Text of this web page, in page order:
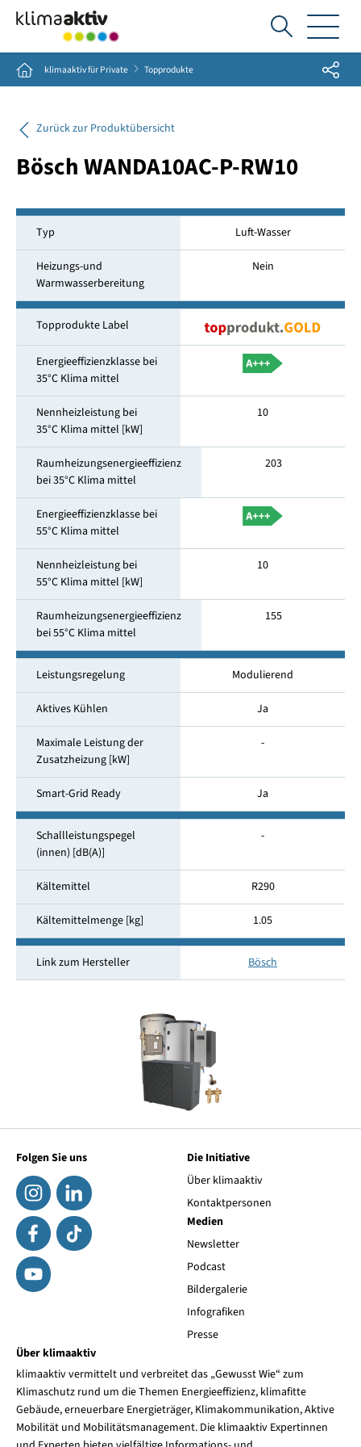
Ich
suche...
Home klimaaktiv für Private Topprodukte Share
Zurück zur Produktübersicht
Bösch WANDA10AC-P-RW10
Typ Luft-Wasser
Heizungs-und
Warmwasserbereitung
Nein
Topprodukte Label
Energieeffizienzklasse bei
35°C Klima mittel
Nennheizleistung bei
35°C Klima mittel [kW]
10
Raumheizungsenergieeffizienz
bei 35°C Klima mittel
203
Energieeffizienzklasse bei
55°C Klima mittel
Nennheizleistung bei
55°C Klima mittel [kW]
10
Raumheizungsenergieeffizienz
bei 55°C Klima mittel
155
Leistungsregelung Modulierend
Aktives Kühlen Ja
Maximale Leistung der
Zusatzheizung [kW]
-
Smart-Grid Ready Ja
Schallleistungspegel
(innen) [dB(A)]
-
Kältemittel R290
Kältemittelmenge [kg] 1.05
Link zum Hersteller Bösch
Folgen Sie uns
Die Initiative
Über klimaaktiv
Kontaktpersonen
Medien
Newsletter
Podcast
Bildergalerie
Infografiken
Presse
Über klimaaktiv
klimaaktiv vermittelt und verbreitet das „Gewusst Wie“ zum
Klimaschutz rund um die Themen Energieeffizienz, klimafitte
Gebäude, erneuerbare Energieträger, Klimakommunikation, Aktive
Mobilität und Mobilitätsmanagement. Die klimaaktiv Expertinnen